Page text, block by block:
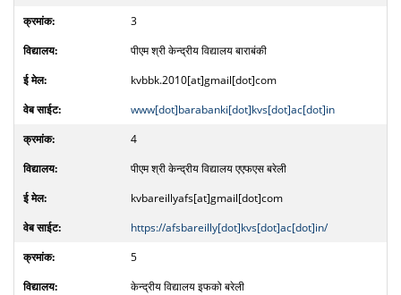
3
पीएम श्री केन्द्रीय विद्यालय बाराबंकी
kvbbk.2010[at]gmail[dot]com
www[dot]barabanki[dot]kvs[dot]ac[dot]in
4
पीएम श्री केन्द्रीय विद्यालय एएफएस बरेली
kvbareillyafs[at]gmail[dot]com
https://afsbareilly[dot]kvs[dot]ac[dot]in/
5
केन्द्रीय विद्यालय इफको बरेली